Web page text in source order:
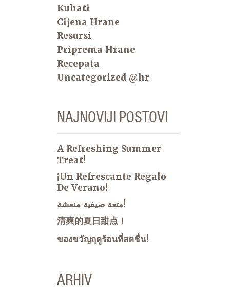
Kuhati
Cijena Hrane
Resursi
Priprema Hrane
Recepata
Uncategorized @hr
NAJNOVIJI POSTOVI
A Refreshing Summer
Treat!
¡Un Refrescante Regalo
De Verano!
متعة صيفية منعشة!
清爽的夏日甜点！
ของขวัญฤดูร้อนที่สดชื่น!
ARHIV